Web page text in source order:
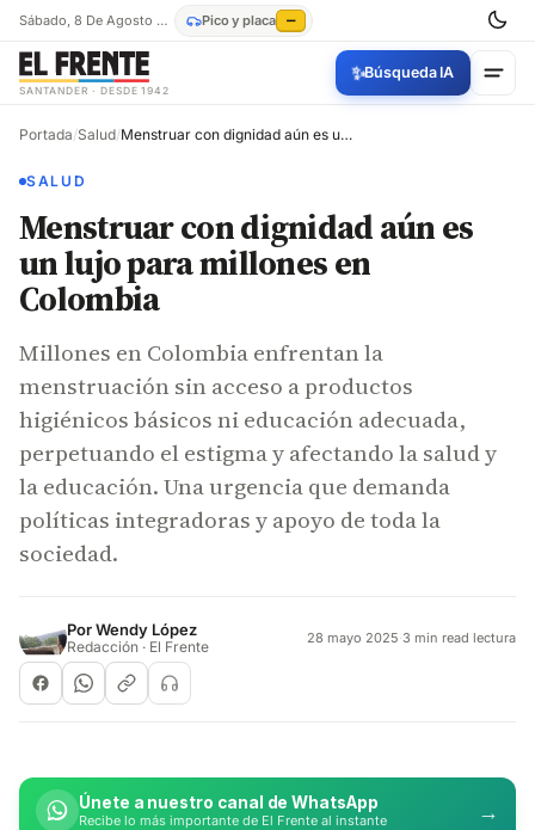
Sábado, 8 De Agosto De 2026 Pico y placa —
SANTANDER · DESDE 1942
✨Búsqueda IA
Portada/Salud/ Menstruar con dignidad aún es un lujo para millones en Colombia
SALUD
Menstruar con dignidad aún es
un lujo para millones en
Colombia
Millones en Colombia enfrentan la
menstruación sin acceso a productos
higiénicos básicos ni educación adecuada,
perpetuando el estigma y afectando la salud y
la educación. Una urgencia que demanda
políticas integradoras y apoyo de toda la
sociedad.
PorWendy López
Redacción · El Frente 28 mayo 2025·3 min read lectura
Únete a nuestro canal de WhatsApp
Recibe lo más importante de El Frente al instante →